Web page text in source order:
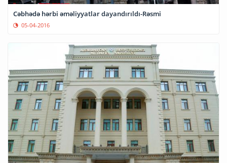
Cəbhədə hərbi əməliyyatlar dayandırıldı-Rəsmi
05-04-2016